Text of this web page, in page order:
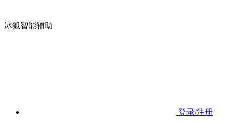
冰狐智能辅助
登录/注册